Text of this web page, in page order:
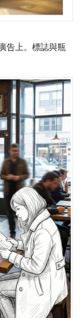
告上。標誌與瓶